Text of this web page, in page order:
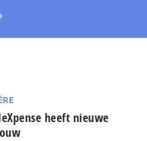
heeft nieuwe